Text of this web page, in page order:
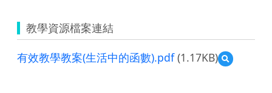
教學資源檔案連結
有效教學教案(生活中的函數).pdf(1.17KB)
預
覽